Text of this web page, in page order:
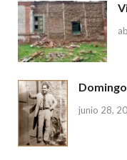
junio 28,